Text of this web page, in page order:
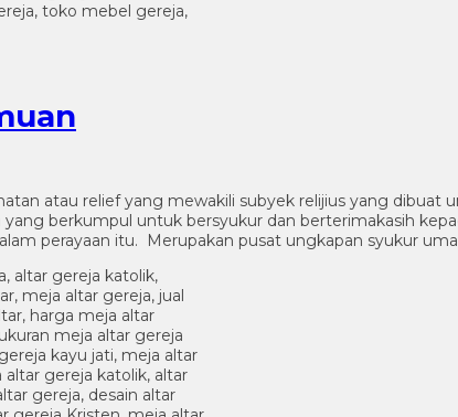
atau relief yang mewakili subyek relijius yang
berkumpul untuk bersyukur dan berterimakasih
perayaan itu. Merupakan pusat ungkapan syukur